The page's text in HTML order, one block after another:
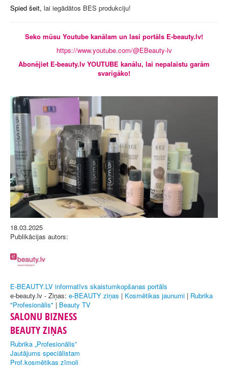
Spied šeit, lai iegādātos BES produkciju!
Seko mūsu Youtube kanālam un lasi portāls E-beauty.lv!
https://www.youtube.com/@EBeauty-lv
Abonējiet E-beauty.lv YOUTUBE kanālu, lai nepalaistu garām
svarīgāko!
18.03.2025
Publikācijas autors:
E-BEAUTY.LV informatīvs skaistumkopšanas portāls
e-beauty.lv - Ziņas: e-BEAUTY ziņas | Kosmētikas jaunumi | Rubrika
"Profesionālis" | Beauty TV
SALONU BIZNESS
BEAUTY ZIŅAS
Rubrika „Profesionālis”
Jautājums speciālistam
Prof.kosmētikas zīmoli